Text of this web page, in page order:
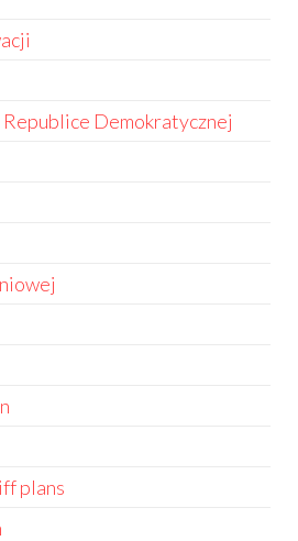
Demokratycznej
plans